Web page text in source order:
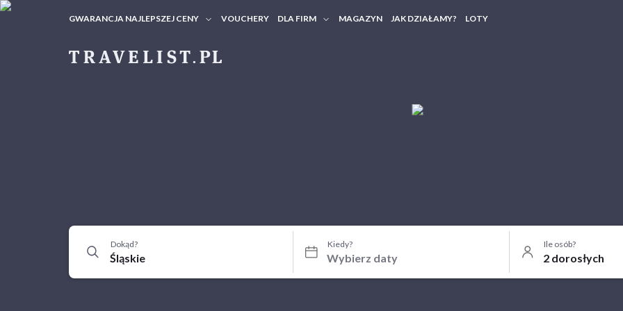
GWARANCJA NAJLEPSZEJ CENY VOUCHERY DLA FIRM MAGAZYN JAK DZIAŁAMY? LOTY
Dokąd? Kiedy? Ile osób?